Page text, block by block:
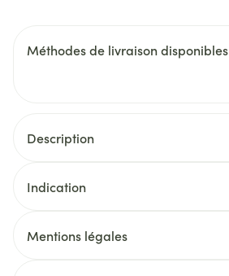
Méthodes de livraison disponibles
Description
Indication
Mentions légales